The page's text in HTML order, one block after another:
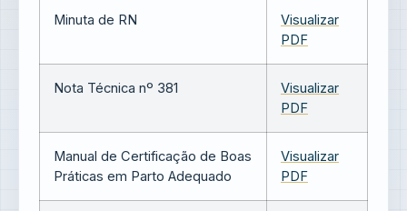
Minuta de RN
Visualizar
PDF
Nota Técnica nº 381
Visualizar
PDF
Manual de Certificação de Boas
Práticas em Parto Adequado
Visualizar
PDF